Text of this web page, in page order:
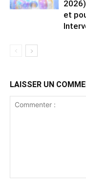
et
LAISSER UN